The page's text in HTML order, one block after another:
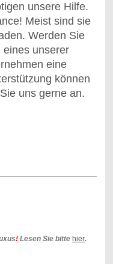
unsere Hilfe.
Meist sind sie
Werden Sie
eines unserer
eine
können
uns gerne an.
! Lesen Sie bitte hier.